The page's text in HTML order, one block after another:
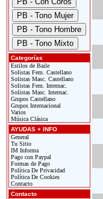
Categorías
Estilos de Baile
Solistas Fem. Castellano
Solistas Masc. Castellano
Solistas Fem. Internac.
Solistas Masc. Internac.
Grupos Castellano
Grupos Internacional
Varios
Música Clásica
AYUDAS + INFO
General
Tu Sitio
IM Informa
Pago con Paypal
Formas de Pago
Política De Privacidad
Política De Cookies
Contacto
Contacto